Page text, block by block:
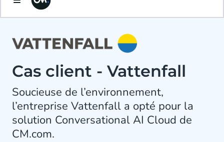
Cas client - Vattenfall
Soucieuse de l’environnement,
l’entreprise Vattenfall a opté pour la
solution Conversational AI Cloud de
CM.com.